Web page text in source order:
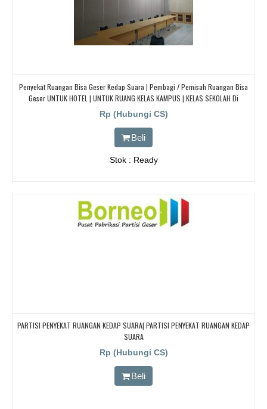
Penyekat Ruangan Bisa Geser Kedap Suara | Pembagi / Pemisah Ruangan Bisa
Geser UNTUK HOTEL | UNTUK RUANG KELAS KAMPUS | KELAS SEKOLAH Di
BANDUNG, JAKARTA, BEKASI, TANGERANG
Rp (Hubungi CS)
Beli
Stok : Ready
PARTISI PENYEKAT RUANGAN KEDAP SUARA| PARTISI PENYEKAT RUANGAN KEDAP
SUARA
Rp (Hubungi CS)
Beli